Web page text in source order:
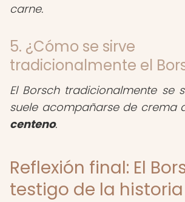
carne.
5. ¿Cómo se sirve
tradicionalmente el
El Borsch tradicionalmente se
suele acompañarse de crema
centeno.
Reflexión final: El
testigo de la